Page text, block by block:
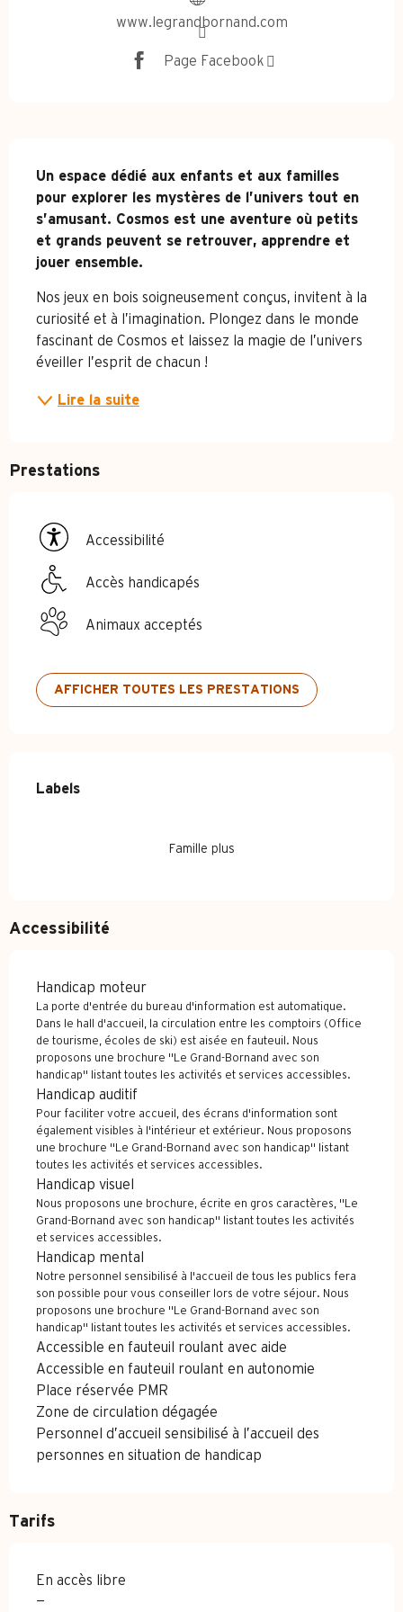
www.legrandbornand.com
Page Facebook
Description
Un espace dédié aux enfants et aux familles
pour explorer les mystères de l’univers tout en
s’amusant. Cosmos est une aventure où petits
et grands peuvent se retrouver, apprendre et
jouer ensemble.
Nos jeux en bois soigneusement conçus, invitent à la
curiosité et à l’imagination. Plongez dans le monde
fascinant de Cosmos et laissez la magie de l’univers
éveiller l’esprit de chacun !
Lire la suite
Prestations
Accessibilité
Accès handicapés
Animaux acceptés
AFFICHER TOUTES LES PRESTATIONS
Offres de prestations
Labels
Labels
Famille plus
Accessibilité
Handicap moteur
La porte d'entrée du bureau d'information est automatique.
Dans le hall d'accueil, la circulation entre les comptoirs (Office
de tourisme, écoles de ski) est aisée en fauteuil. Nous
proposons une brochure "Le Grand-Bornand avec son
handicap" listant toutes les activités et services accessibles.
Handicap auditif
Pour faciliter votre accueil, des écrans d'information sont
également visibles à l'intérieur et extérieur. Nous proposons
une brochure "Le Grand-Bornand avec son handicap" listant
toutes les activités et services accessibles.
Handicap visuel
Nous proposons une brochure, écrite en gros caractères, "Le
Grand-Bornand avec son handicap" listant toutes les activités
et services accessibles.
Handicap mental
Notre personnel sensibilisé à l'accueil de tous les publics fera
son possible pour vous conseiller lors de votre séjour. Nous
proposons une brochure "Le Grand-Bornand avec son
handicap" listant toutes les activités et services accessibles.
Accessible en fauteuil roulant avec aide
Accessible en fauteuil roulant en autonomie
Place réservée PMR
Zone de circulation dégagée
Personnel d’accueil sensibilisé à l’accueil des
personnes en situation de handicap
Tarifs
En accès libre
—